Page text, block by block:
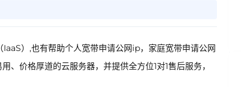
）,也有帮助个人宽带申请公网ip，家庭宽带申请公网
价格厚道的云服务器，并提供全方位1对1售后服务，